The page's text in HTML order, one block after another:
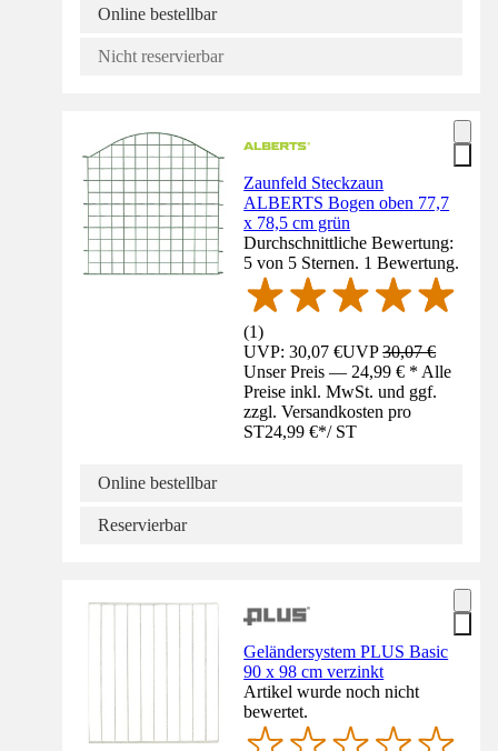
Online bestellbar
Nicht reservierbar
Zaunfeld Steckzaun
ALBERTS Bogen oben 77,7
x 78,5 cm grün
Durchschnittliche Bewertung:
5 von 5 Sternen. 1 Bewertung.
(1)
UVP: 30,07 €UVP30,07 €
Unser Preis — 24,99 € * Alle
Preise inkl. MwSt. und ggf.
zzgl. Versandkosten pro
ST24,99 €*/ ST
Online bestellbar
Reservierbar
Geländersystem PLUS Basic
90 x 98 cm verzinkt
Artikel wurde noch nicht
bewertet.